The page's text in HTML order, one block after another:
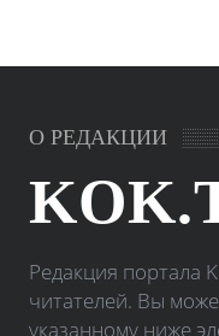
О РЕДАКЦИИ
Редакция портала
читателей. Вы
указанному ниже